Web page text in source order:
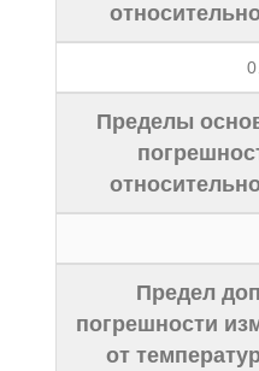
Пределы
Предел
погрешности
от